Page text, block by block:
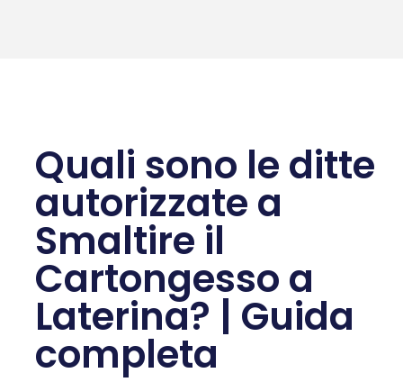
Quali sono le ditte
autorizzate a
Smaltire il
Cartongesso a
Laterina? | Guida
completa